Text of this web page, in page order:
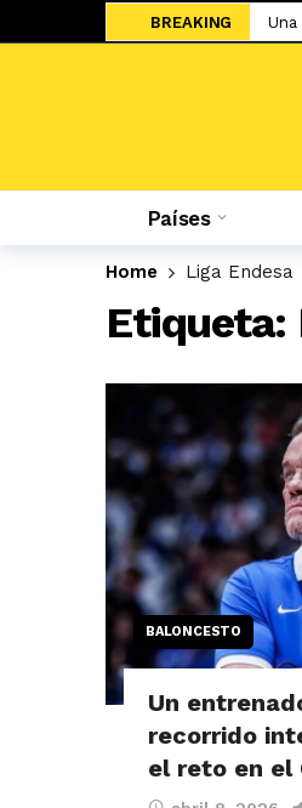
BREAKING
El
Países
Home Liga Endesa
Etiqueta:
BALONCESTO
Un
recorrido
el reto en el